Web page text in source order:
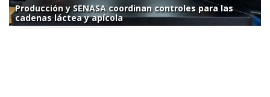
Producción y SENASA coordinan controles para las
cadenas láctea y apícola